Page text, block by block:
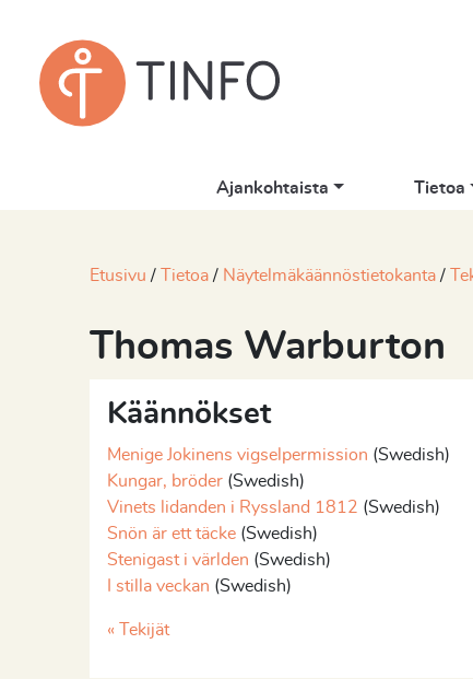
Ajankohtaista Tietoa
Etusivu Tietoa Näytelmäkäännöstietokanta
Thomas Warburton
Käännökset
Menige Jokinens vigselpermission (Swedish)
Kungar, bröder (Swedish)
Vinets lidanden i Ryssland 1812 (Swedish)
Snön är ett täcke (Swedish)
Stenigast i världen (Swedish)
I stilla veckan (Swedish)
« Tekijät